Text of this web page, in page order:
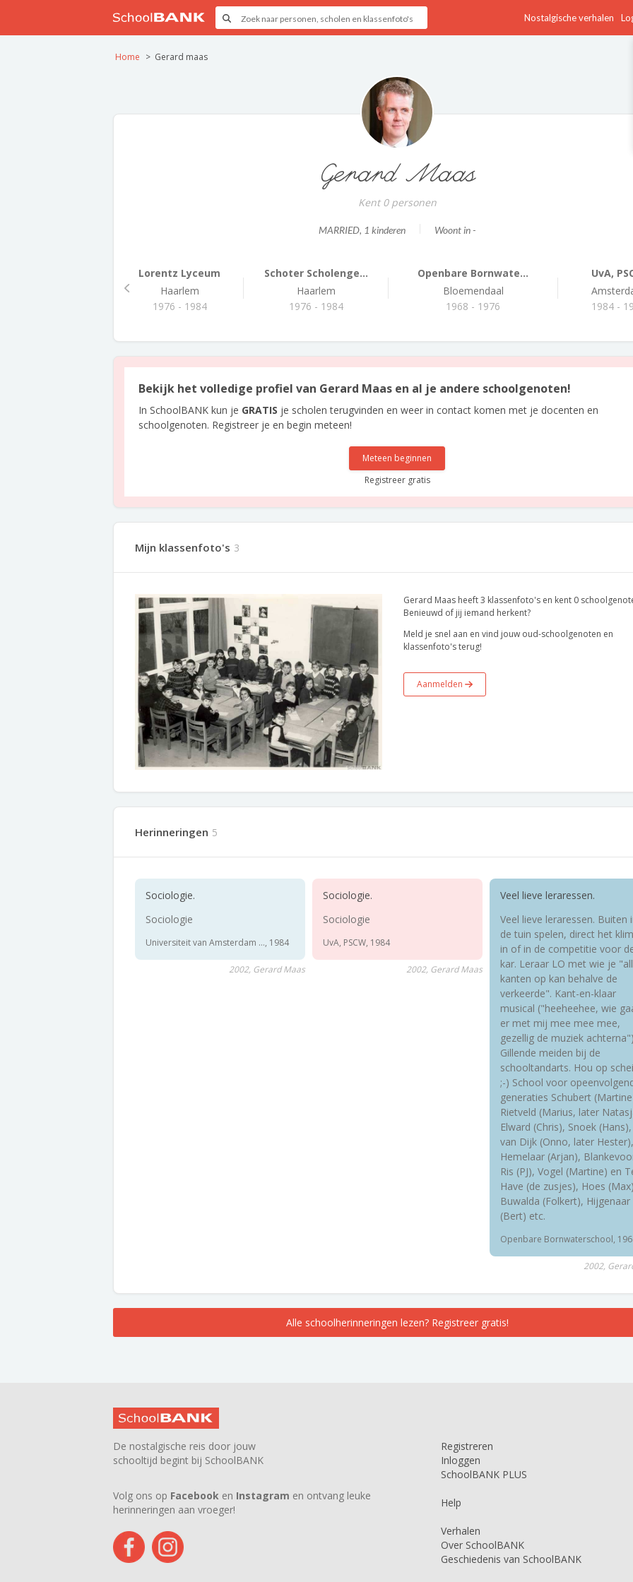
Nostalgische verhalen
Home Gerard maas
Gerard Maas
Kent 0 personen
MARRIED, 1 kinderen Woont in -
Lorentz Lyceum
Haarlem
1976 - 1984
Schoter Scholenge...
Haarlem
1976 - 1984
Openbare Bornwate...
Bloemendaal
1968 - 1976
UvA,
1984 -
Bekijk het volledige profiel van Gerard Maas en al je andere schoolgenoten!
In SchoolBANK kun je GRATIS je scholen terugvinden en weer in contact komen met je docenten en
schoolgenoten. Registreer je en begin meteen!
Meteen beginnen
Registreer gratis
Mijn klassenfoto's 3
Gerard Maas heeft 3 klassenfoto's en kent 0
Benieuwd of jij iemand herkent?
Meld je snel aan en vind jouw oud-schoolgenoten en
klassenfoto's terug!
Aanmelden
Herinneringen 5
Sociologie.
Sociologie
Universiteit van Amsterdam ..., 1984
2002, Gerard Maas
Sociologie.
Sociologie
UvA, PSCW, 1984
2002, Gerard Maas
Veel lieve leraressen.
Veel lieve leraressen. Buiten
de tuin spelen, direct het
in of in de competitie voor
kar. Leraar LO met wie je
kanten op kan behalve de
verkeerde". Kant-en-klaar
musical ("heeheehee, wie
er met mij mee mee mee,
gezellig de muziek
Gillende meiden bij de
schooltandarts. Hou op
;-) School voor
generaties Schubert
Rietveld (Marius, later
Elward (Chris), Snoek (Hans),
van Dijk (Onno, later Hester),
Hemelaar (Arjan),
Ris (PJ), Vogel (Martine) en
Have (de zusjes), Hoes
Buwalda (Folkert), Hijgenaar
(Bert) etc.
Openbare Bornwaterschool,
2002,
Alle schoolherinneringen lezen? Registreer gratis!
De nostalgische reis door jouw
schooltijd begint bij SchoolBANK
Volg ons op Facebook en Instagram en ontvang leuke
herinneringen aan vroeger!
Registreren
Inloggen
SchoolBANK PLUS
Help
Verhalen
Over SchoolBANK
Geschiedenis van SchoolBANK